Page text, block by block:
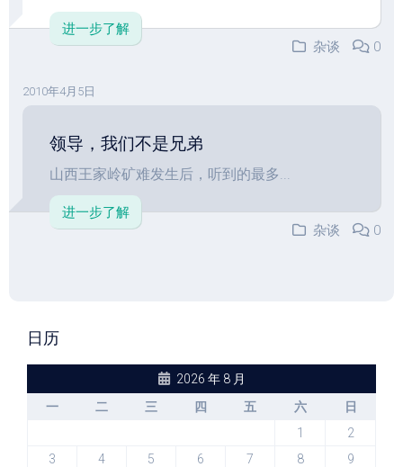
进一步了解
杂谈
0
2010年4月5日
领导，我们不是兄弟
山西王家岭矿难发生后，听到的最多...
进一步了解
杂谈
0
日历
2026 年 8 月
一
二 三 四 五 六
日
1
2
3
4 5 6 7 8
9